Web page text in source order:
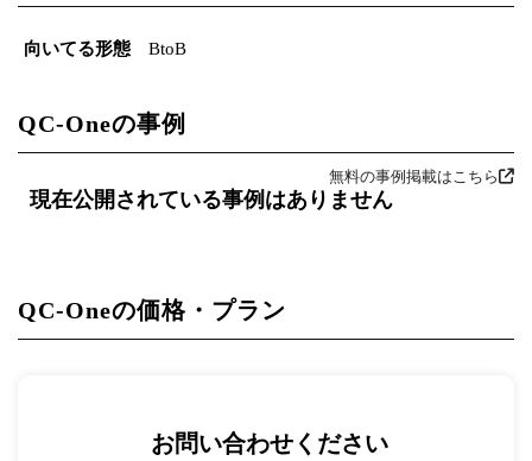
向いてる形態 BtoB
QC-Oneの事例
無料の事例掲載はこちら
現在公開されている事例はありません
QC-Oneの価格・プラン
お問い合わせください